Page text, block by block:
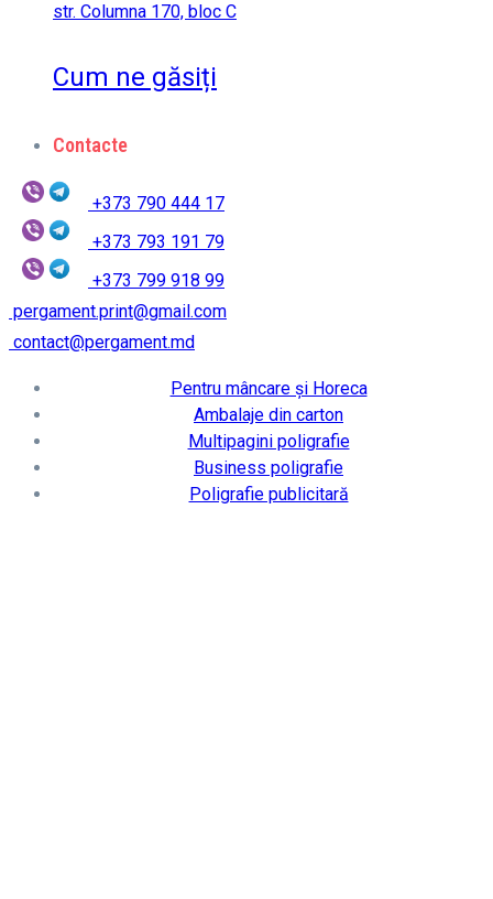
str. Columna 170, bloc C
Cum ne găsiți
Contacte
+373 790 444 17
+373 793 191 79
+373 799 918 99
pergament.print@gmail.com
contact@pergament.md
Pentru mâncare și Horeca
Ambalaje din carton
Multipagini poligrafie
Business poligrafie
Poligrafie publicitară